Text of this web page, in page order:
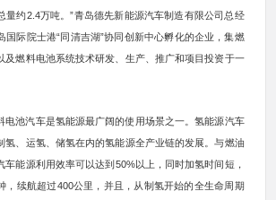
量约2.4万吨。”青岛德先新能源汽车制造有限公司总经
国际院士港“同清吉湖”协同创新中心孵化的企业，集燃
及燃料电池系统技术研发、生产、推广和项目投资于一
电池汽车是氢能源最广阔的使用场景之一。氢能源汽车
氢、运氢、储氢在内的氢能源全产业链的发展。与燃油
车能源利用效率可以达到50%以上，同时加氢时间短，
，续航超过400公里，并且，从制氢开始的全生命周期